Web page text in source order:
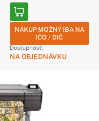
NÁKUP MOŽNÝ IBA NA
IČO / DIČ
Dostupnosť:
NA OBJEDNÁVKU